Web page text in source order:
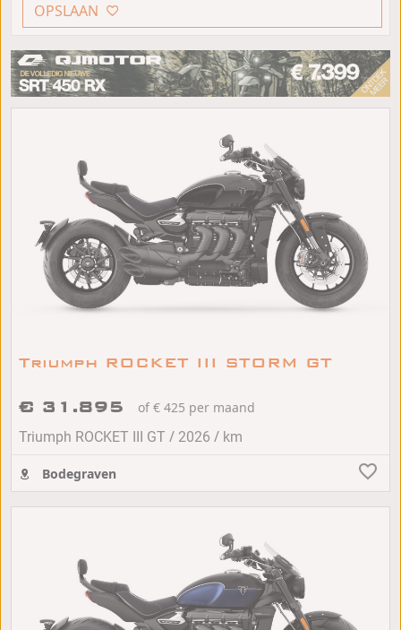
OPSLAAN
Triumph ROCKET III STORM GT
€ 31.895
of € 425 per maand
Triumph ROCKET III GT / 2026 / km
Bodegraven